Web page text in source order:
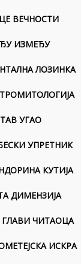
ВЕЧНОСТИ
ИЗМЕЂУ
ЛОЗИНКА
УГАО
УПРЕТНИК
КУТИЈА
ДИМЕНЗИЈА
ЧИТАОЦА
ИСКРА